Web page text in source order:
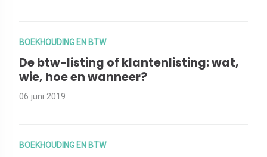
BOEKHOUDING EN BTW
De btw-listing of klantenlisting: wat,
wie, hoe en wanneer?
06 juni 2019
BOEKHOUDING EN BTW